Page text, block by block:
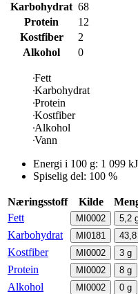
Karbohydrat 68
Protein
12
Kostfiber
2
Alkohol
0
Fett
Karbohydrat
Protein
Kostfiber
Alkohol
Vann
Energi i 100 g: 1 099 kJ
Spiselig del: 100 %
Næringsstoff Kilde
Fett
MI0002 5,2
Karbohydrat
MI0181 43,8
Kostfiber
MI0002 3 g
Protein
MI0002 8 g
Alkohol
MI0002 0 g